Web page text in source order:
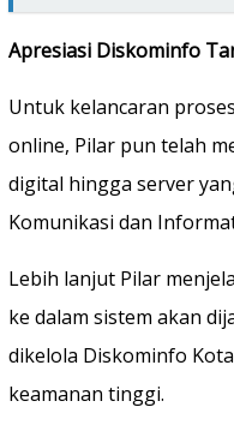
Apresiasi Diskominfo
Untuk kelancaran
online, Pilar pun telah
digital hingga server
Komunikasi dan
Lebih lanjut Pilar
ke dalam sistem akan
dikelola Diskominfo
keamanan tinggi.